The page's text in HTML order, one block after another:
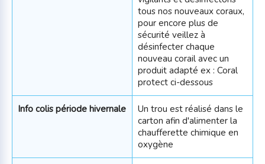
tous nos nouveaux coraux,
pour encore plus de
sécurité veillez à
désinfecter chaque
nouveau corail avec un
produit adapté ex : Coral
protect ci-dessous
Info colis période hivernale
Un trou est réalisé dans le
carton afin d'alimenter la
chaufferette chimique en
oxygène